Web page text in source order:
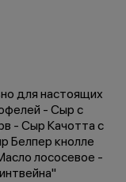
для настоящих
- Сыр с
- Сыр Качотта с
Белпер кнолле
лососевое -